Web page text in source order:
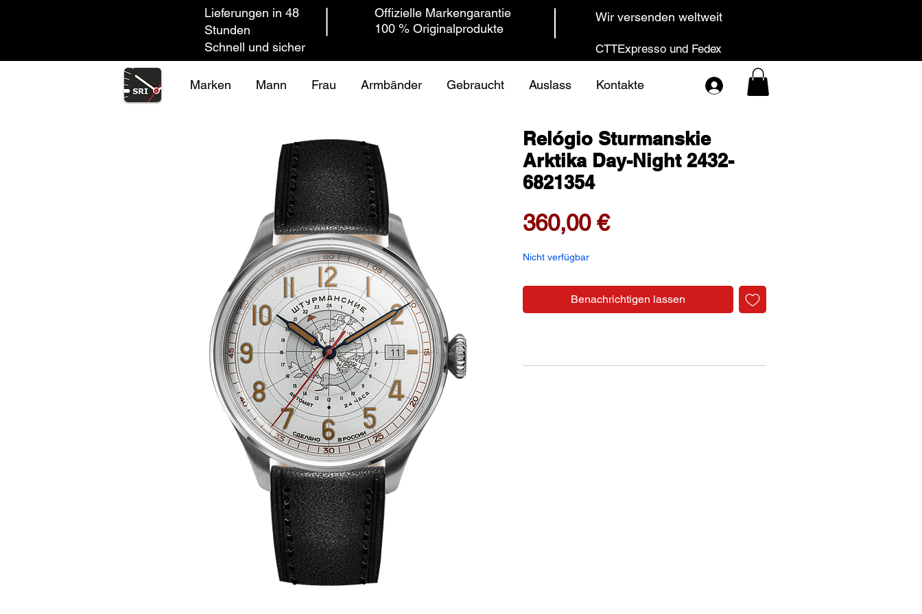
Lieferungen in 48
Stunden
Schnell und sicher
100 % Originalprodukte
Offizielle Markengarantie Wir versenden weltweit
CTTExpresso und Fedex
Marken Mann Frau Armbänder Gebraucht Auslass Kontakte
Relógio Sturmanskie
Arktika Day-Night 2432-
6821354
360,00 €Preis
Nicht verfügbar
Benachrichtigen lassen